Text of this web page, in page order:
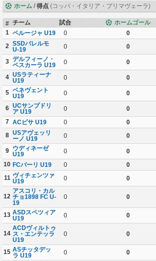
ホーム /得点 (コッパ・イタリア・プリマヴェーラ)
# チーム 試合 ホームゴール
1 ペルージャ U19 0 0
2
SSDパレルモ
U-19
0 0
3
デルフィーノ・
ペスカーラ U19
0 0
4
USラティーナ
U19
0 0
5
ベネヴェント
U19
0 0
6
UCサンプドリ
ア U19
0 0
7 ACピサ U19 0 0
8
USアヴェッリ
ーノ U19
0 0
9
ウディネーゼ
U19
0 0
10 FCバーリ U19 0 0
11 ヴィチェンツァ
U19
0 0
12
アスコリ・カル
チョ1898 FC U-
19
0 0
13 ASDスペツィア
U19
0 0
14
ACDヴィルトゥ
ス・エンテッラ
U19
0 0
15 ASチッタデッ
ラ U19
0 0